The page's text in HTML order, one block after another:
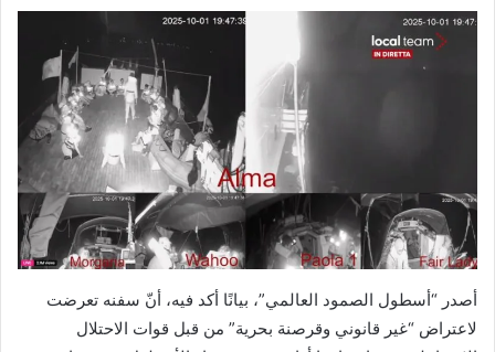
أصدر “أسطول الصمود العالمي”، بيانًا أكد فيه، أنّ سفنه تعرضت
لاعتراض “غير قانوني وقرصنة بحرية” من قبل قوات الاحتلال